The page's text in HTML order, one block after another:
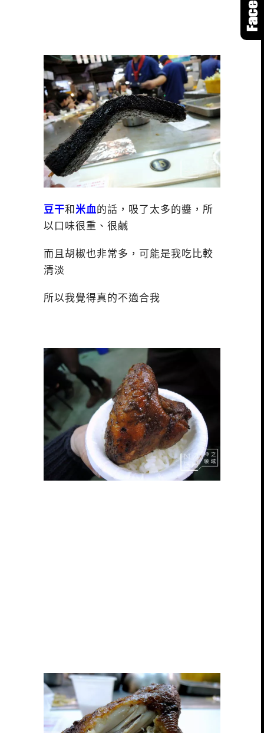
豆干和 米血的話，吸了太多的醬，所
以口味很重、很鹹
而且胡椒也非常多，可能是我吃比較
清淡
所以我覺得真的不適合我